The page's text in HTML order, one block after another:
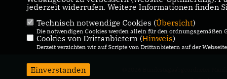
IMPRESSUM DATENSCHUTZ KONTAKT
jederzeit widerrufen. Weitere Informationen finden
Technisch notwendige Cookies (Übersicht)
Die notwendigen Cookies werden allein für den ordnungsgemäßen
Cookies von Drittanbietern (Hinweis)
Derzeit verzichten wir auf Scripte von Drittanbietern auf der
Einverstanden